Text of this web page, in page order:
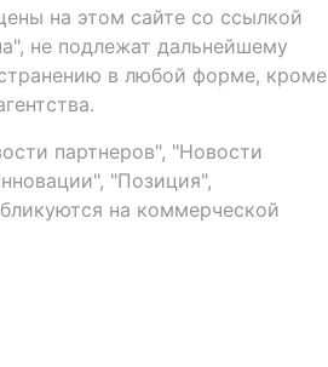
на этом сайте со ссылкой
не подлежат дальнейшему
в любой форме, кроме
партнеров", "Новости
"Позиция",
на коммерческой